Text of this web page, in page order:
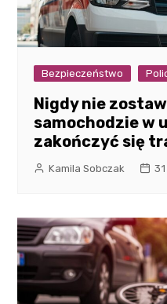
Bezpieczeństwo
Nigdy nie
samochodzie w
zakończyć się
Kamila Sobczak